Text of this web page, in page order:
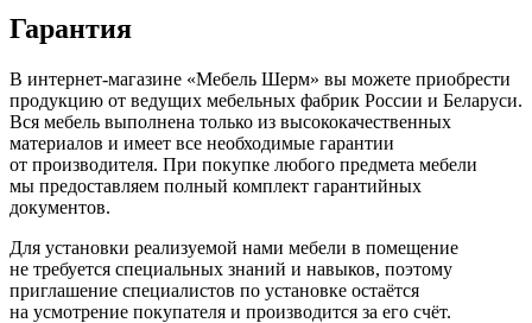
Гарантия
В интернет-магазине «Мебель Шерм» вы можете приобрести
продукцию от ведущих мебельных фабрик России и Беларуси.
Вся мебель выполнена только из высококачественных
материалов и имеет все необходимые гарантии
от производителя. При покупке любого предмета мебели
мы предоставляем полный комплект гарантийных
документов.
Для установки реализуемой нами мебели в помещение
не требуется специальных знаний и навыков, поэтому
приглашение специалистов по установке остаётся
на усмотрение покупателя и производится за его счёт.